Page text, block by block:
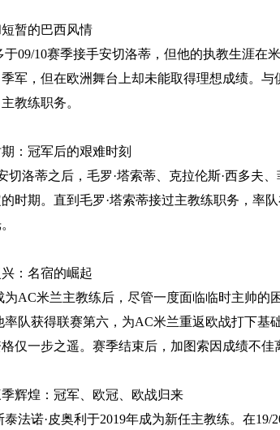
暂的巴西风情
10赛季接手安切洛蒂，但他的执教生涯在
军，但在欧洲舞台上却未能取得理想成绩。
教练职务。
冠军后的艰难时刻
洛蒂之后，毛罗·塔索蒂、克拉伦斯·西多夫、
时期。直到毛罗·塔索蒂接过主教练职务，率
：名宿的崛起
米兰主教练后，尽管一度面临临时主帅的困
率队获得联赛第六，为AC米兰重返欧战打下基
仅一步之遥。赛季结束后，加图索因成绩不佳
煌：冠军、欧冠、欧战归来
诺·皮奥利于2019年成为新任主教练。在19/